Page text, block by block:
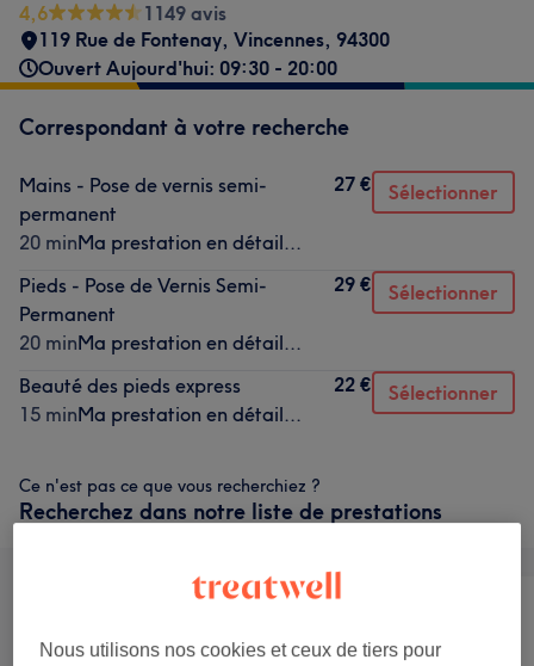
4,6
1149 avis
119 Rue de Fontenay, Vincennes, 94300
Ouvert Aujourd'hui: 09:30 - 20:00
Correspondant à votre recherche
Mains - Pose de vernis semi-
permanent
20 minMa prestation en détail...
27 € Sélectionner
Pieds - Pose de Vernis Semi-
Permanent
20 minMa prestation en détail...
29 € Sélectionner
Beauté des pieds express
15 minMa prestation en détail...
22 € Sélectionner
Ce n'est pas ce que vous recherchiez ?
Recherchez dans notre liste de prestations
Tout
Manucure et
Nous utilisons nos cookies et ceux de tiers pour